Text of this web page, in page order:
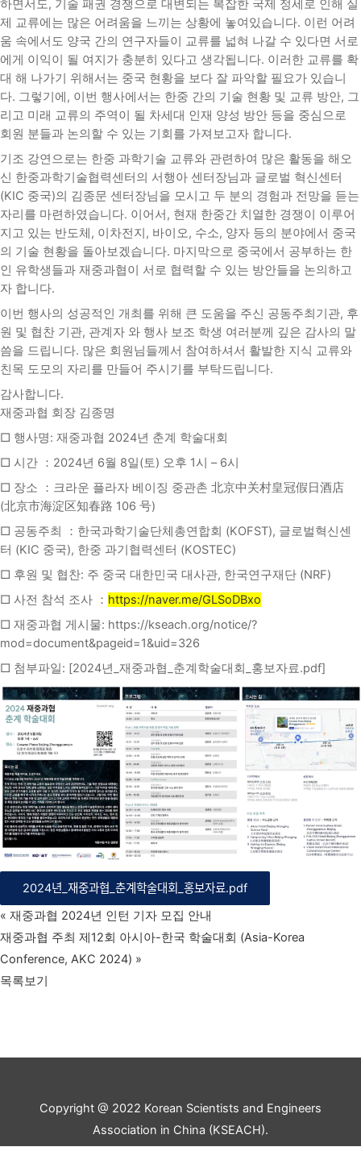
하면서도, 기술 패권 경쟁으로 대변되는 복잡한 국제 정세로 인해 실
제 교류에는 많은 어려움을 느끼는 상황에 놓여있습니다. 이런 어려
움 속에서도 양국 간의 연구자들이 교류를 넓혀 나갈 수 있다면 서로
에게 이익이 될 여지가 충분히 있다고 생각됩니다. 이러한 교류를 확
대 해 나가기 위해서는 중국 현황을 보다 잘 파악할 필요가 있습니
다. 그렇기에, 이번 행사에서는 한중 간의 기술 현황 및 교류 방안, 그
리고 미래 교류의 주역이 될 차세대 인재 양성 방안 등을 중심으로
회원 분들과 논의할 수 있는 기회를 가져보고자 합니다.
기조 강연으로는 한중 과학기술 교류와 관련하여 많은 활동을 해오
신 한중과학기술협력센터의 서행아 센터장님과 글로벌 혁신센터
(KIC 중국)의 김종문 센터장님을 모시고 두 분의 경험과 전망을 듣는
자리를 마련하였습니다. 이어서, 현재 한중간 치열한 경쟁이 이루어
지고 있는 반도체, 이차전지, 바이오, 수소, 양자 등의 분야에서 중국
의 기술 현황을 돌아보겠습니다. 마지막으로 중국에서 공부하는 한
인 유학생들과 재중과협이 서로 협력할 수 있는 방안들을 논의하고
자 합니다.
이번 행사의 성공적인 개최를 위해 큰 도움을 주신 공동주최기관, 후
원 및 협찬 기관, 관계자 와 행사 보조 학생 여러분께 깊은 감사의 말
씀을 드립니다. 많은 회원님들께서 참여하셔서 활발한 지식 교류와
친목 도모의 자리를 만들어 주시기를 부탁드립니다.
감사합니다.
재중과협 회장 김종명
□ 행사명: 재중과협 2024년 춘계 학술대회
□ 시간 ：2024년 6월 8일(토) 오후 1시 – 6시
□ 장소 ：크라운 플라자 베이징 중관촌 北京中关村皇冠假日酒店
(北京市海淀区知春路 106 号)
□ 공동주최 ：한국과학기술단체총연합회 (KOFST), 글로벌혁신센
터 (KIC 중국), 한중 과기협력센터 (KOSTEC)
□ 후원 및 협찬: 주 중국 대한민국 대사관, 한국연구재단 (NRF)
□ 사전 참석 조사 ： https://naver.me/GLSoDBxo
□ 재중과협 게시물: https://kseach.org/notice/?
mod=document&pageid=1&uid=326
□ 첨부파일: [2024년_재중과협_춘계학술대회_홍보자료.pdf]
2024년_재중과협_춘계학술대회_홍보자료.pdf
« 재중과협 2024년 인턴 기자 모집 안내
재중과협 주최 제12회 아시아-한국 학술대회 (Asia-Korea
Conference, AKC 2024) »
목록보기
Copyright @ 2022 Korean Scientists and Engineers
Association in China (KSEACH).